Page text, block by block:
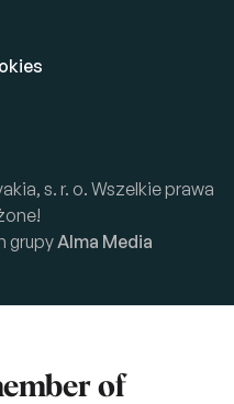
s. r. o. Wszelkie prawa
grupy Alma Media
of